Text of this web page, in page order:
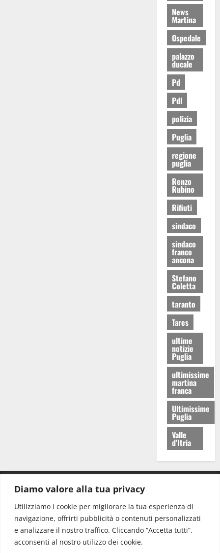
Diamo valore alla tua privacy
Utilizziamo i cookie per migliorare la tua esperienza di
navigazione, offrirti pubblicità o contenuti personalizzati
e analizzare il nostro traffico. Cliccando “Accetta tutti”,
acconsenti al nostro utilizzo dei cookie.
News
Martina
Ospedale
palazzo
ducale
Pd
Pdl
polizia
Puglia
regione
puglia
Renzo
Rubino
Rifiuti
sindaco
sindaco
franco
ancona
Stefano
Coletta
taranto
Tares
ultime
notizie
Puglia
ultimissime
martina
franca
Ultimissime
Puglia
Valle
d'Itria
Redazione: redazione@www.martinasera.it
Direttore:direttore@www.martinasera.it
Info & Commerciale:info@www.martinasera.it